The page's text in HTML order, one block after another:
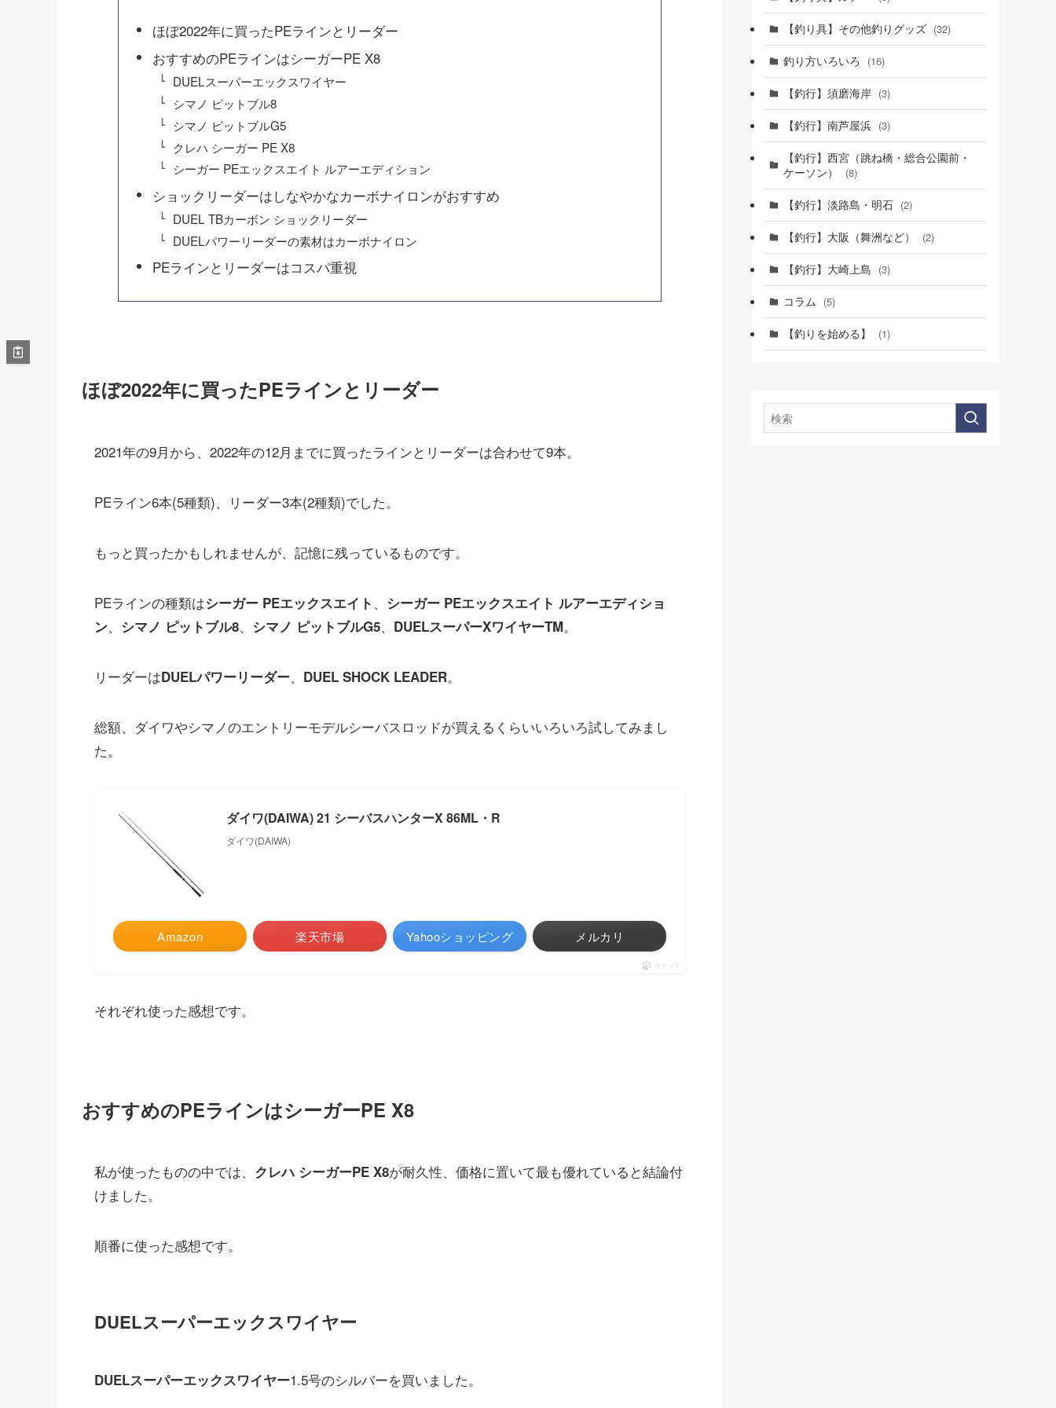
ほぼ2022年に買ったPEラインとリーダー
おすすめのPEラインはシーガーPE X8
DUELスーパーエックスワイヤー
シマノ ピットブル8
シマノ ピットブルG5
クレハ シーガー PE X8
シーガー PEエックスエイト ルアーエディション
ショックリーダーはしなやかなカーボナイロンがおすすめ
DUEL TBカーボン ショックリーダー
DUELパワーリーダーの素材はカーボナイロン
PEラインとリーダーはコスパ重視
ほぼ2022年に買ったPEラインとリーダー
2021年の9月から、2022年の12月までに買ったラインとリーダーは合わせて9本。
PEライン6本(5種類)、リーダー3本(2種類)でした。
もっと買ったかもしれませんが、記憶に残っているものです。
PEラインの種類はシーガー PEエックスエイト 、 シーガー PEエックスエイト ルアーエディショ
ン、 シマノ ピットブル8、 シマノ ピットブルG5、 DUELスーパーXワイヤーTM。
リーダーはDUELパワーリーダー、 DUEL SHOCK LEADER。
総額、ダイワやシマノのエントリーモデルシーバスロッドが買えるくらいいろいろ試してみまし
た。
ダイワ(DAIWA) 21 シーバスハンターX 86ML・R
ダイワ(DAIWA)
Amazon 楽天市場 Yahooショッピング メルカリ
ポチップ
それぞれ使った感想です。
おすすめのPEラインはシーガーPE X8
私が使ったものの中では、 クレハ シーガーPE X8が耐久性、価格に置いて最も優れていると結論付
けました。
順番に使った感想です。
DUELスーパーエックスワイヤー
DUELスーパーエックスワイヤー1.5号のシルバーを買いました。
【釣り具】その他釣りグッズ (32)
釣り方いろいろ (16)
【釣行】須磨海岸 (3)
【釣行】南芦屋浜 (3)
【釣行】西宮（跳ね橋・総合公園前・
ケーソン）
(8)
【釣行】淡路島・明石 (2)
【釣行】大阪（舞洲など） (2)
【釣行】大崎上島 (3)
コラム (5)
【釣りを始める】 (1)